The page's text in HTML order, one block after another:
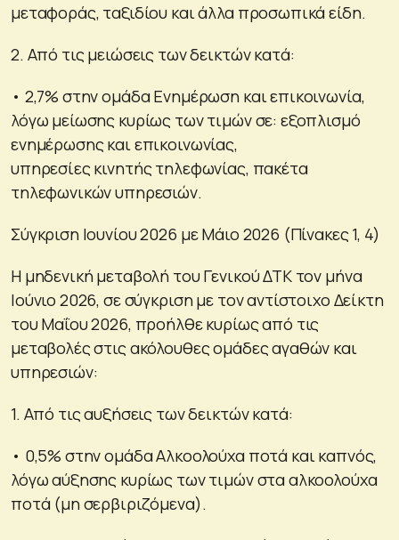
μεταφοράς, ταξιδίου και άλλα προσωπικά είδη.
2. Από τις μειώσεις των δεικτών κατά:
• 2,7% στην ομάδα Ενημέρωση και επικοινωνία,
λόγω μείωσης κυρίως των τιμών σε: εξοπλισμό
ενημέρωσης και επικοινωνίας,
υπηρεσίες κινητής τηλεφωνίας, πακέτα
τηλεφωνικών υπηρεσιών.
Σύγκριση Ιουνίου 2026 με Μάιο 2026 (Πίνακες 1, 4)
Η μηδενική μεταβολή του Γενικού ΔΤΚ τον μήνα
Ιούνιο 2026, σε σύγκριση με τον αντίστοιχο Δείκτη
του Μαΐου 2026, προήλθε κυρίως από τις
μεταβολές στις ακόλουθες ομάδες αγαθών και
υπηρεσιών:
1. Από τις αυξήσεις των δεικτών κατά:
• 0,5% στην ομάδα Αλκοολούχα ποτά και καπνός,
λόγω αύξησης κυρίως των τιμών στα αλκοολούχα
ποτά (μη σερβιριζόμενα).